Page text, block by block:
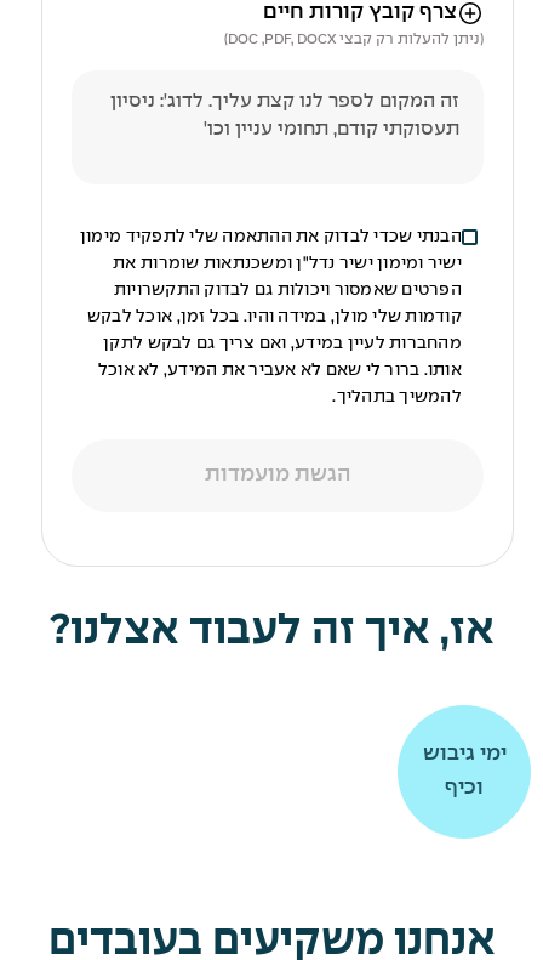
הניווט לאחר העלאת הקובץ באמצעות מקש ה-TAB
צרף קובץ קורות חיים
(ניתן להעלות רק קבצי DOC ,PDF, DOCX)
הבנתי שכדי לבדוק את ההתאמה שלי לתפקיד מימון
ישיר ומימון ישיר נדל"ן ומשכנתאות שומרות את
הפרטים שאמסור ויכולות גם לבדוק התקשרויות
קודמות שלי מולן, במידה והיו. בכל זמן, אוכל לבקש
מהחברות לעיין במידע, ואם צריך גם לבקש לתקן
אותו. ברור לי שאם לא אעביר את המידע, לא אוכל
להמשיך בתהליך.
הגשת מועמדות
אז, איך זה לעבוד אצלנו?
ימי גיבוש
וכיף
תרומה
לקהילה
ימי גיבוש
וכיף
תרומה
לקהילה
אנחנו משקיעים בעובדים